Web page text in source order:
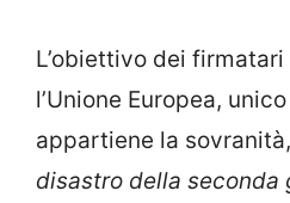
L’obiettivo dei
l’Unione Europea,
appartiene la
disastro della seconda